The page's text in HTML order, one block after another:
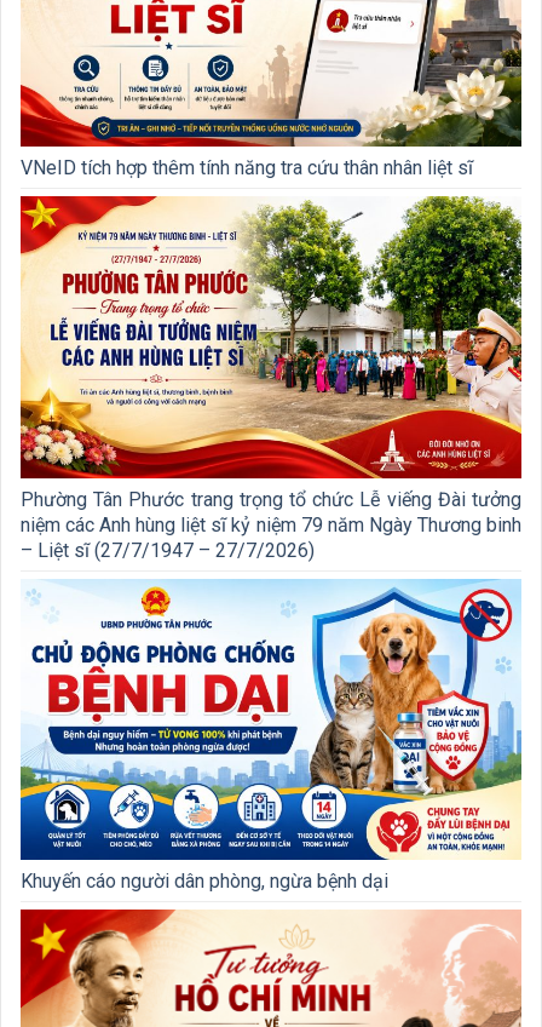
VNeID tích hợp thêm tính năng tra cứu thân nhân liệt sĩ
Phường Tân Phước trang trọng tổ chức Lễ viếng Đài tưởng
niệm các Anh hùng liệt sĩ kỷ niệm 79 năm Ngày Thương binh
– Liệt sĩ (27/7/1947 – 27/7/2026)
Khuyến cáo người dân phòng, ngừa bệnh dại